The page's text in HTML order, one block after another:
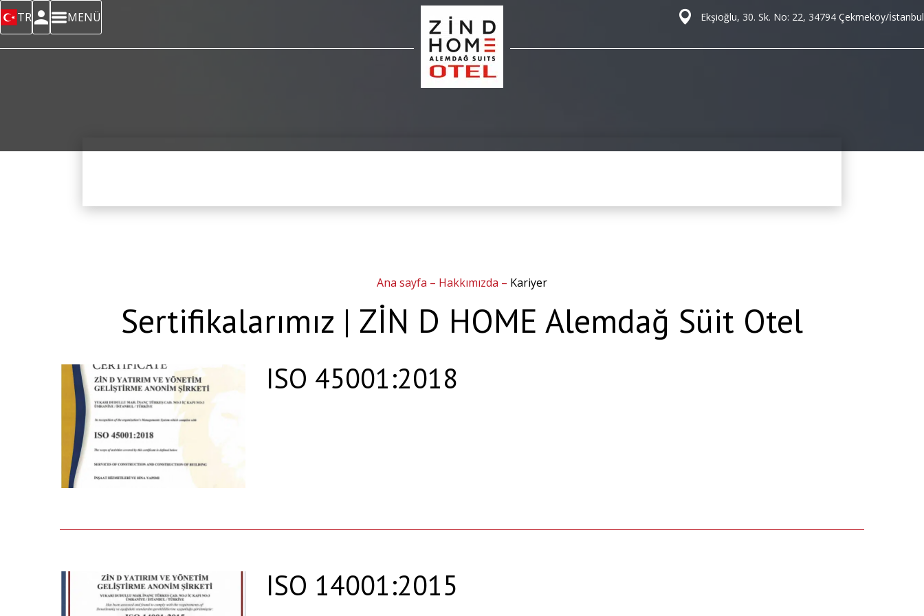
TR MENÜ Ekşioğlu, 30. Sk. No: 22, 34794 Çekmeköy/İstanbul
Ana sayfa – Hakkımızda – Kariyer
Sertifikalarımız | ZİN D HOME Alemdağ Süit Otel
ISO 45001:2018
ISO 14001:2015